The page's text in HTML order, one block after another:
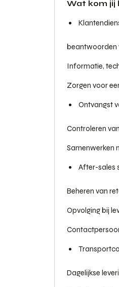
Wat kom jij
beantwoorden
Informatie,
Zorgen voor
Ontvangst
Controleren
Samenwerken
After-sales
Beheren van
Opvolging bij
Dagelijkse